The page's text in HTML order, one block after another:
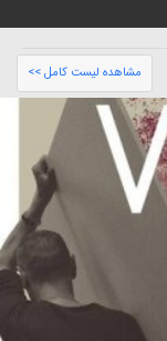
مشاهده لیست کامل >>